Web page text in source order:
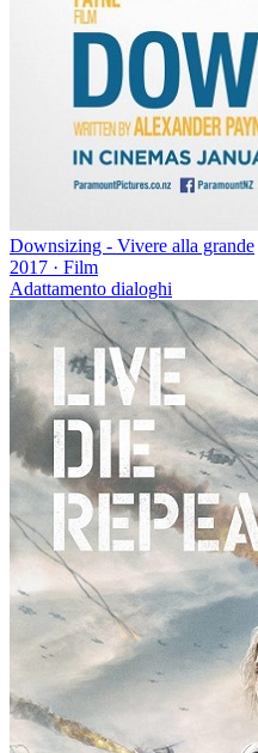
Downsizing - Vivere alla grande
2017 · Film
Adattamento dialoghi